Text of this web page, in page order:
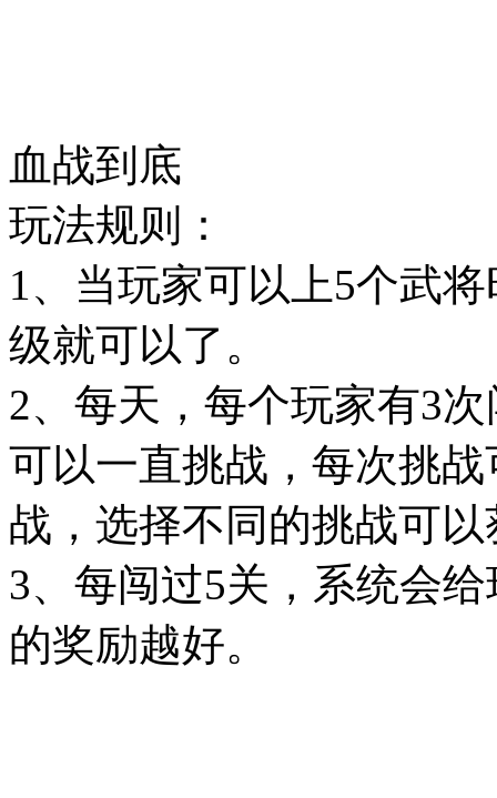
血战到底
玩法规则：
1、当玩家可以上5个武
级就可以了。
2、每天，每个玩家有3
可以一直挑战，每次挑
战，选择不同的挑战可
3、每闯过5关，系统会
的奖励越好。